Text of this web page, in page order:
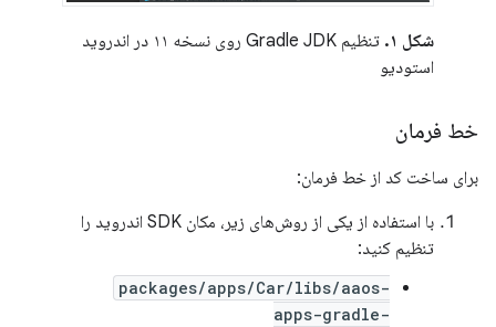
شکل ۱.
تنظیم Gradle JDK روی نسخه ۱۱ در اندروید
استودیو
خط فرمان
برای ساخت کد از خط فرمان:
با استفاده از یکی از روش‌های زیر، مکان SDK اندروید را
تنظیم کنید:
packages/apps/Car/libs/aaos-
apps-gradle-